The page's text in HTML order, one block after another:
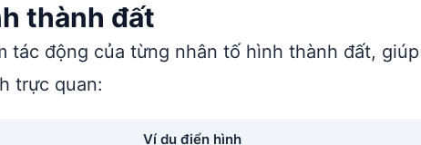
thành đất
tác động của từng nhân tố hình thành đất, giúp
trực quan:
Ví dụ điển hình